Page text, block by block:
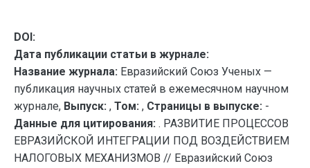
DOI:
Дата публикации статьи в журнале:
Название журнала: Евразийский Союз Ученых —
публикация научных статей в ежемесячном научном
журнале, Выпуск: , Том: , Страницы в выпуске: -
Данные для цитирования: . РАЗВИТИЕ ПРОЦЕССОВ
ЕВРАЗИЙСКОЙ ИНТЕГРАЦИИ ПОД ВОЗДЕЙСТВИЕМ
НАЛОГОВЫХ МЕХАНИЗМОВ // Евразийский Союз